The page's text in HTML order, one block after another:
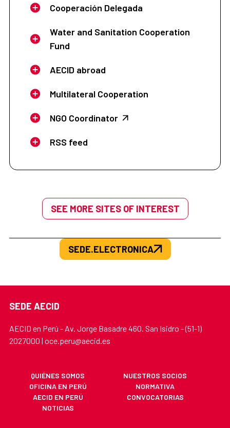
Cooperación Delegada
Water and Sanitation Cooperation
Fund
AECID abroad
Multilateral Cooperation
NGO Coordinator
RSS feed
SEE MORE SITES OF INTEREST
SEDE.ELECTRONICA
SEDE AECID
AECID en Perú - Av. Jorge Basadre 460. San Isidro - (51-1)
2027000 | oce.peru@aecid.es
QUIÉNES SOMOS
NUESTROS SOCIOS
OFICINA EN PERÚ
NORMATIVA
AECID EN PERÚ
CONVOCATORIAS
NOTICIAS